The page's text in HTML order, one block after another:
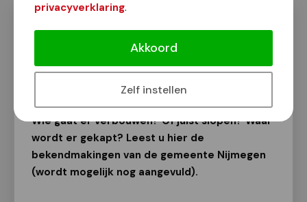
privacyverklaring.
Akkoord
Zelf instellen
Bekendmakingen van de gemeente
Van onze redactie
Wie gaat er verbouwen? Of juist slopen? Waar
wordt er gekapt? Leest u hier de
bekendmakingen van de gemeente Nijmegen
(wordt mogelijk nog aangevuld).